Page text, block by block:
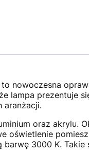
nowoczesna
lampa prezentuje
aranżacji.
oraz akrylu.
oświetlenie
barwę 3000 K.